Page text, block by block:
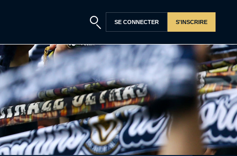
RechercheSE CONNECTER S'INSCRIRE